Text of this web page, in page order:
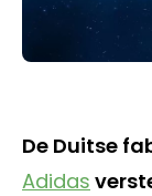
De Duitse
Adidas